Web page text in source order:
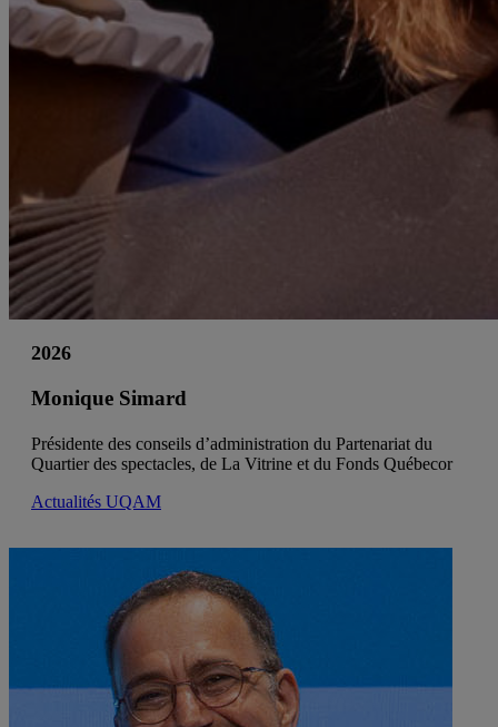
2026
Monique Simard
Présidente des conseils d’administration du Partenariat du
Quartier des spectacles, de La Vitrine et du Fonds Québecor
Actualités UQAM